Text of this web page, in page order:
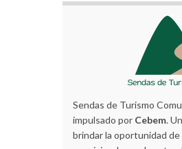
Sendas de Turismo
impulsado por Cebem.
brindar la oportunidad